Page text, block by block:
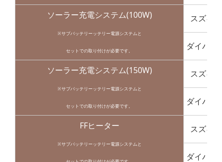
ソーラー充電システム(100W)
※サブバッテリーッテリー電源システムと
セットでの取り付けが必要です。
スズキ
ダイハツ
ソーラー充電システム(150W)
※サブバッテリーッテリー電源システムと
セットでの取り付けが必要です。
スズキ
ダイハツ
FFヒーター
※サブバッテリーッテリー電源システムと
スズキ
ダイハツ